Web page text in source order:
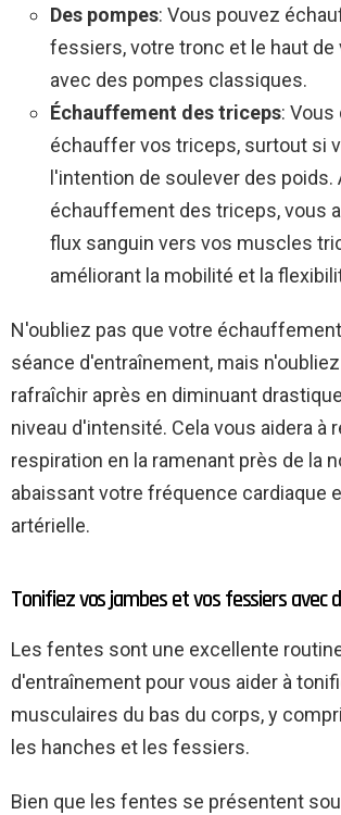
Des pompes: Vous pouvez
fessiers, votre tronc et le haut de
avec des pompes classiques.
Échauffement des triceps: Vous
échauffer vos triceps, surtout si
l'intention de soulever des poids.
échauffement des triceps, vous
flux sanguin vers vos muscles
améliorant la mobilité et la
N'oubliez pas que votre
séance d'entraînement, mais
rafraîchir après en diminuant
niveau d'intensité. Cela vous aidera à
respiration en la ramenant près de la
abaissant votre fréquence cardiaque
artérielle.
Tonifiez vos jambes et vos fessiers avec
Les fentes sont une excellente
d'entraînement pour vous aider à
musculaires du bas du corps, y
les hanches et les fessiers.
Bien que les fentes se présentent